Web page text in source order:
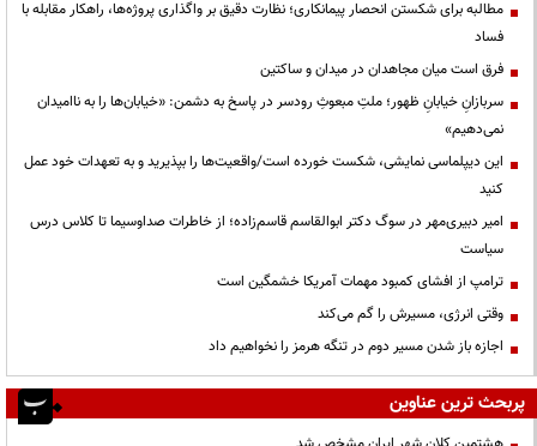
مطالبه برای شکستن انحصار پیمانکاری؛ نظارت دقیق بر واگذاری پروژه‌ها، راهکار مقابله با
فساد
فرق است میان مجاهدان در میدان و ساکتین
سربازانِ خیابانِ ظهور؛ ملتِ مبعوثِ رودسر در پاسخ به دشمن: «خیابان‌ها را به ناامیدان
نمی‌دهیم»
این دیپلماسی نمایشی، شکست خورده است/واقعیت‌ها را بپذیرید و به تعهدات خود عمل
کنید
امیر دبیری‌مهر در سوگ دکتر ابوالقاسم قاسم‌زاده؛ از خاطرات صداوسیما تا کلاس درس
سیاست
ترامپ از افشای کمبود مهمات آمریکا خشمگین است
وقتی انرژی، مسیرش را گم می‌کند
اجازه باز شدن مسیر دوم در تنگه هرمز را نخواهیم داد
پربحث ترین عناوین